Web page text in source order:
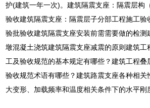
护(建筑一年一次)。建筑隔震支座：隔震层构
验收建筑隔震支座：隔震层子分部工程施工验
验批验收建筑隔震支座安装前需需要做的检测
墩混凝土浇筑建筑隔震支座减震的原则建筑工
工及验收规范的基本规定有哪些？建筑工程叠
验收规范术语有哪些？建筑路震支座各种相关
大变形、加载频率和温度相关条件下的水平刚